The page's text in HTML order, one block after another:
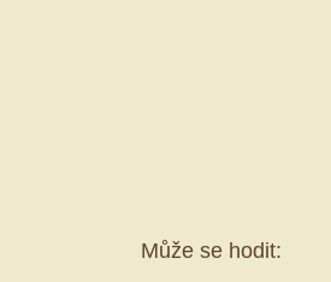
Může se hodit: